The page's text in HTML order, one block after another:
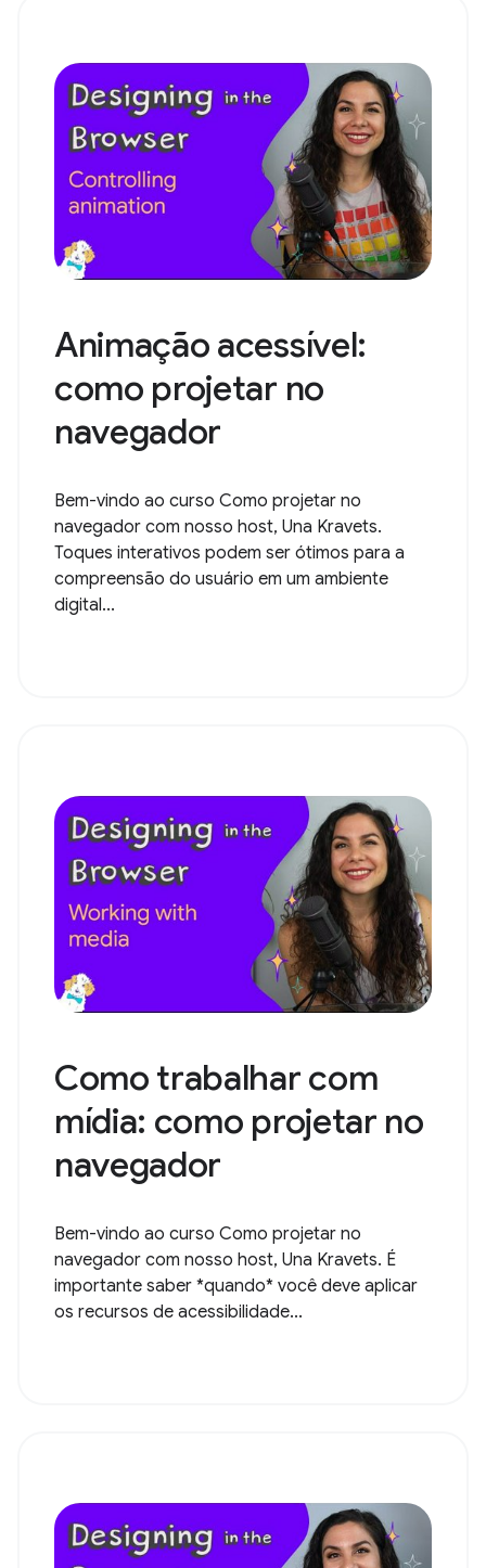
Animação acessível:
como projetar no
navegador
Bem-vindo ao curso Como projetar no
navegador com nosso host, Una Kravets.
Toques interativos podem ser ótimos para a
compreensão do usuário em um ambiente
digital...
Como trabalhar com
mídia: como projetar no
navegador
Bem-vindo ao curso Como projetar no
navegador com nosso host, Una Kravets. É
importante saber *quando* você deve aplicar
os recursos de acessibilidade...